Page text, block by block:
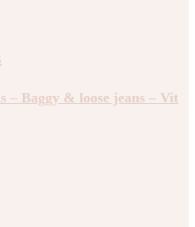
– Baggy & loose jeans – Vit